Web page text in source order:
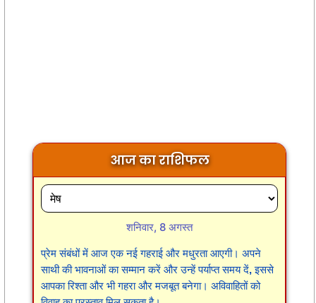
आज का राशिफल
शनिवार, 8 अगस्त
प्रेम संबंधों में आज एक नई गहराई और मधुरता आएगी। अपने
साथी की भावनाओं का सम्मान करें और उन्हें पर्याप्त समय दें, इससे
आपका रिश्ता और भी गहरा और मजबूत बनेगा। अविवाहितों को